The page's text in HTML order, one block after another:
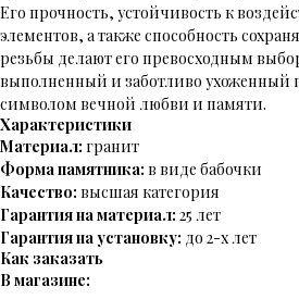
Его прочность, устойчивость к
элементов, а также способность
резьбы делают его превосходным
выполненный и заботливо ухоженный
символом вечной любви и памяти.
Характеристики
Материал: гранит
Форма памятника: в виде бабочки
Качество: высшая категория
Гарантия на материал: 25 лет
Гарантия на установку: до 2-х лет
Как заказать
В магазине: